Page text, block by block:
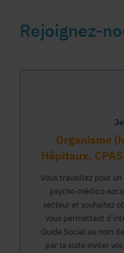
Rejoignez-
Organisme
Hôpitaux,
Vous travaillez pour
psycho-médico-
secteur et souhaitez
vous permettant
Guide Social au nom
par la suite inviter